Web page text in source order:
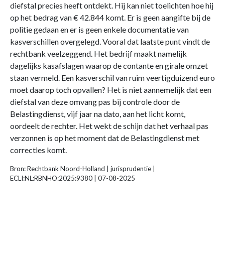
diefstal precies heeft ontdekt. Hij kan niet toelichten hoe hij
op het bedrag van € 42.844 komt. Er is geen aangifte bij de
politie gedaan en er is geen enkele documentatie van
kasverschillen overgelegd. Vooral dat laatste punt vindt de
rechtbank veelzeggend. Het bedrijf maakt namelijk
dagelijks kasafslagen waarop de contante en girale omzet
staan vermeld. Een kasverschil van ruim veertigduizend euro
moet daarop toch opvallen? Het is niet aannemelijk dat een
diefstal van deze omvang pas bij controle door de
Belastingdienst, vijf jaar na dato, aan het licht komt,
oordeelt de rechter. Het wekt de schijn dat het verhaal pas
verzonnen is op het moment dat de Belastingdienst met
correcties komt.
Bron: Rechtbank Noord-Holland | jurisprudentie |
ECLI:NL:RBNHO:2025:9380 | 07-08-2025